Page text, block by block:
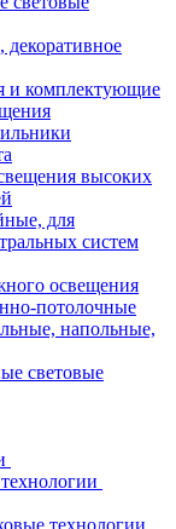
и комплектующие
высоких
для
систем
освещения
потолочные
напольные,
световые
технологии